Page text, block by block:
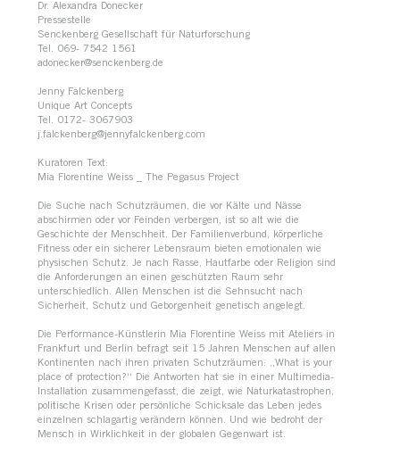
Dr. Alexandra Donecker
Pressestelle
Senckenberg Gesellschaft für Naturforschung
Tel. 069- 7542 1561
adonecker@senckenberg.de
Jenny Falckenberg
Unique Art Concepts
Tel. 0172- 3067903
j.falckenberg@jennyfalckenberg.com
Kuratoren Text:
Mia Florentine Weiss _ The Pegasus Project
Die Suche nach Schutzräumen, die vor Kälte und Nässe
abschirmen oder vor Feinden verbergen, ist so alt wie die
Geschichte der Menschheit. Der Familienverbund, körperliche
Fitness oder ein sicherer Lebensraum bieten emotionalen wie
physischen Schutz. Je nach Rasse, Hautfarbe oder Religion sind
die Anforderungen an einen geschützten Raum sehr
unterschiedlich. Allen Menschen ist die Sehnsucht nach
Sicherheit, Schutz und Geborgenheit genetisch angelegt.
Die Performance-Künstlerin Mia Florentine Weiss mit Ateliers in
Frankfurt und Berlin befragt seit 15 Jahren Menschen auf allen
Kontinenten nach ihren privaten Schutzräumen: „What is your
place of protection?“ Die Antworten hat sie in einer Multimedia-
Installation zusammengefasst, die zeigt, wie Naturkatastrophen,
politische Krisen oder persönliche Schicksale das Leben jedes
einzelnen schlagartig verändern können. Und wie bedroht der
Mensch in Wirklichkeit in der globalen Gegenwart ist.